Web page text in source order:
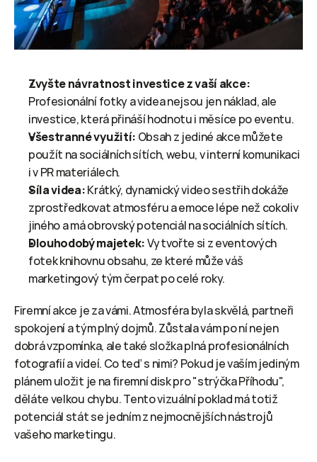
Zvyšte návratnost investice z vaší akce:
Profesionální fotky a videa nejsou jen náklad, ale
investice, která přináší hodnotu i měsíce po eventu.
Všestranné využití: Obsah z jediné akce můžete
použít na sociálních sítích, webu, v interní komunikaci
i v PR materiálech.
Síla videa: Krátký, dynamický video sestřih dokáže
zprostředkovat atmosféru a emoce lépe než cokoliv
jiného a má obrovský potenciál na sociálních sítích.
Dlouhodobý majetek: Vytvořte si z eventových
fotek knihovnu obsahu, ze které může váš
marketingový tým čerpat po celé roky.
Firemní akce je za vámi. Atmosféra byla skvělá, partneři
spokojení a tým plný dojmů. Zůstala vám po ní nejen
dobrá vzpomínka, ale také složka plná profesionálních
fotografií a videí. Co teď s nimi? Pokud je vaším jediným
plánem uložit je na firemní disk pro "strýčka Příhodu",
děláte velkou chybu. Tento vizuální poklad má totiž
potenciál stát se jedním z nejmocnějších nástrojů
vašeho marketingu.